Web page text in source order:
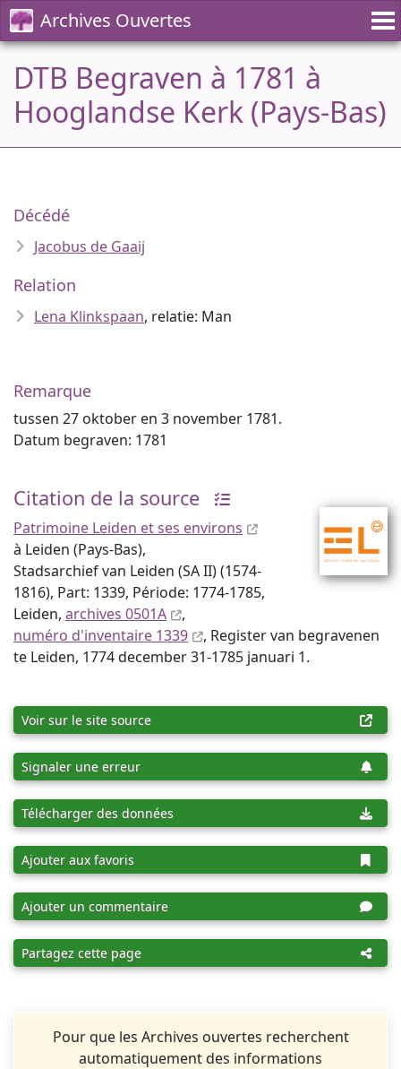
Archives Ouvertes
DTB Begraven à 1781 à
Hooglandse Kerk (Pays-Bas)
Décédé
Jacobus de Gaaij
Relation
Lena Klinkspaan, relatie: Man
Remarque
tussen 27 oktober en 3 november 1781.
Datum begraven: 1781
Citation de la source
Patrimoine Leiden et ses environs
à Leiden (Pays-Bas),
Stadsarchief van Leiden (SA II) (1574-
1816), Part: 1339, Période: 1774-1785,
Leiden, archives 0501A
,
numéro d'inventaire 1339
, Register van begravenen
te Leiden, 1774 december 31-1785 januari 1.
Voir sur le site source
Signaler une erreur
Télécharger des données
Ajouter aux favoris
Ajouter un commentaire
Partagez cette page
Pour que les Archives ouvertes recherchent
automatiquement des informations